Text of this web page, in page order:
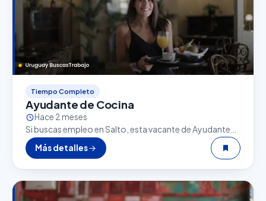
Tiempo Completo
Ayudante de Cocina
Hace 2 meses
Si buscas empleo en Salto, esta vacante de Ayudante
de Cocina puede ser una excelente oportunidad. El
sector gastronómico es uno de los que…
Más detalles